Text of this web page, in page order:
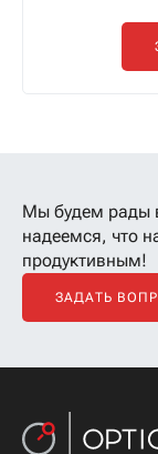
Мы будем рады
надеемся, что
продуктивным!
ЗАДАТЬ